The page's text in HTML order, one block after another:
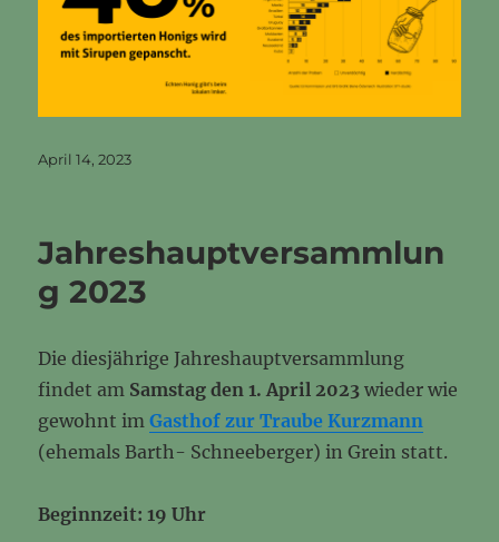
Veröffentlicht
April 14, 2023
Jahreshauptversammlun
g 2023
Die diesjährige Jahreshauptversammlung
findet am Samstag den 1. April 2023 wieder wie
gewohnt imGasthof zur Traube Kurzmann
(ehemals Barth- Schneeberger) in Grein statt.
Beginnzeit: 19 Uhr